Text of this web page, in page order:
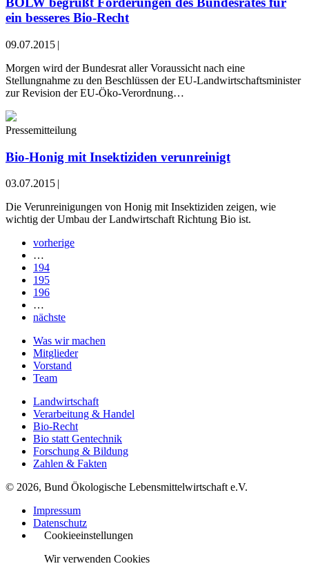
ein besseres Bio-Recht
09.07.2015 |
Morgen wird der Bundesrat aller Voraussicht nach eine
Stellungnahme zu den Beschlüssen der EU-Landwirtschaftsminister
zur Revision der EU-Öko-Verordnung…
Pressemitteilung
Bio-Honig mit Insektiziden verunreinigt
03.07.2015 |
Die Verunreinigungen von Honig mit Insektiziden zeigen, wie
wichtig der Umbau der Landwirtschaft Richtung Bio ist.
vorherige
…
194
195
196
…
nächste
Was wir machen
Mitglieder
Vorstand
Team
Landwirtschaft
Verarbeitung & Handel
Bio-Recht
Bio statt Gentechnik
Forschung & Bildung
Zahlen & Fakten
© 2026, Bund Ökologische Lebensmittelwirtschaft e.V.
Impressum
Datenschutz
Cookieeinstellungen
Wir verwenden Cookies